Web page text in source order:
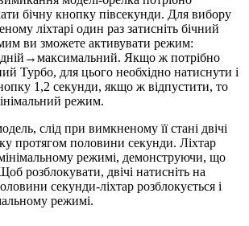
бічну кнопку півсекунди. Для вибору
ліхтарі один раз затисніть бічний
ви зможете активувати режим:
Якщо ж потрібно
Турбо, для цього необхідно натиснути і
1,2 секунди, якщо ж відпустити, то
режим.
слід при вимкненому її стані двічі
протягом половини секунди. Ліхтар
режимі, демонструючи, що
розблокувати, двічі натисніть на
секунди-ліхтар розблокується і
режимі.